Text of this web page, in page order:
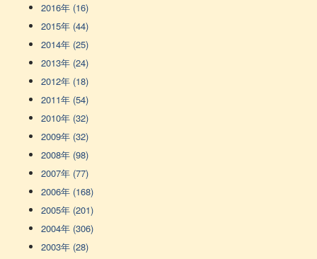
2016年 (16)
2015年 (44)
2014年 (25)
2013年 (24)
2012年 (18)
2011年 (54)
2010年 (32)
2009年 (32)
2008年 (98)
2007年 (77)
2006年 (168)
2005年 (201)
2004年 (306)
2003年 (28)